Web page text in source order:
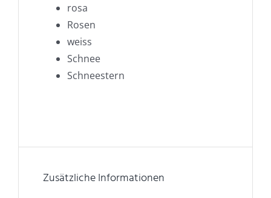
rosa
Rosen
weiss
Schnee
Schneestern
Zusätzliche Informationen